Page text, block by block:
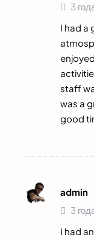
3
I had a
staff
was a
good
admin
3
I had